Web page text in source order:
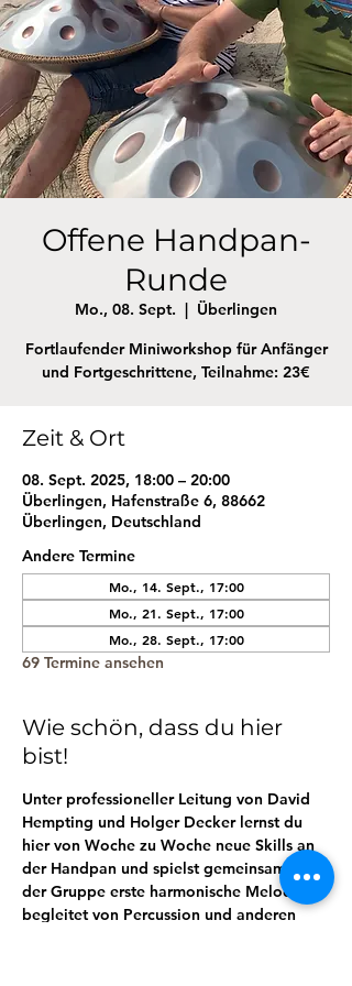
Offene Handpan-
Runde
Mo., 08. Sept.
  |
Überlingen
Fortlaufender Miniworkshop für Anfänger
und Fortgeschrittene, Teilnahme: 23€
Zeit & Ort
08. Sept. 2025, 18:00 – 20:00
Überlingen, Hafenstraße 6, 88662
Überlingen, Deutschland
Andere Termine
Mo., 14. Sept., 17:00
Mo., 21. Sept., 17:00
Mo., 28. Sept., 17:00
69 Termine ansehen
Wie schön, dass du hier
bist!
Unter professioneller Leitung von David
Hempting und Holger Decker lernst du
hier von Woche zu Woche neue Skills an
der Handpan und spielst gemeinsam mit
der Gruppe erste harmonische Melodien,
begleitet von Percussion und anderen